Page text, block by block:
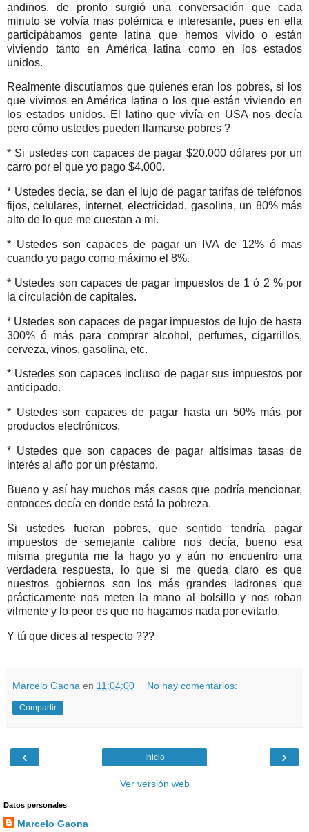
andinos, de pronto surgió una conversación que cada
minuto se volvía mas polémica e interesante, pues en ella
participábamos gente latina que hemos vivido o están
viviendo tanto en América latina como en los estados
unidos.
Realmente discutíamos que quienes eran los pobres, si los
que vivimos en América latina o los que están viviendo en
los estados unidos. El latino que vivía en USA nos decía
pero cómo ustedes pueden llamarse pobres ?
* Si ustedes con capaces de pagar $20.000 dólares por un
carro por el que yo pago $4.000.
* Ustedes decía, se dan el lujo de pagar tarifas de teléfonos
fijos, celulares, internet, electricidad, gasolina, un 80% más
alto de lo que me cuestan a mi.
* Ustedes son capaces de pagar un IVA de 12% ó mas
cuando yo pago como máximo el 8%.
* Ustedes son capaces de pagar impuestos de 1 ó 2 % por
la circulación de capitales.
* Ustedes son capaces de pagar impuestos de lujo de hasta
300% ó más para comprar alcohol, perfumes, cigarrillos,
cerveza, vinos, gasolina, etc.
* Ustedes son capaces incluso de pagar sus impuestos por
anticipado.
* Ustedes son capaces de pagar hasta un 50% más por
productos electrónicos.
* Ustedes que son capaces de pagar altísimas tasas de
interés al año por un préstamo.
Bueno y así hay muchos más casos que podría mencionar,
entonces decía en donde está la pobreza.
Si ustedes fueran pobres, que sentido tendría pagar
impuestos de semejante calibre nos decía, bueno esa
misma pregunta me la hago yo y aún no encuentro una
verdadera respuesta, lo que si me queda claro es que
nuestros gobiernos son los más grandes ladrones que
prácticamente nos meten la mano al bolsillo y nos roban
vilmente y lo peor es que no hagamos nada por evitarlo.
Y tú que dices al respecto ???
Marcelo Gaona en 11:04:00 No hay comentarios:
Compartir
‹ ›
Inicio
Ver versión web
Datos personales
Marcelo Gaona